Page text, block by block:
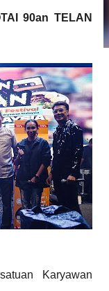
90an TELAN
Karyawan